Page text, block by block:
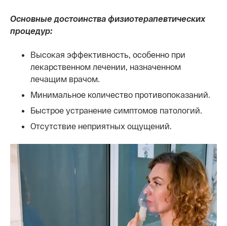
Основные достоинства физиотерапевтических
процедур:
Высокая эффективность, особенно при
лекарственном лечении, назначенном
лечащим врачом.
Минимальное количество противопоказаний.
Быстрое устранение симптомов патологий.
Отсутствие неприятных ощущений.